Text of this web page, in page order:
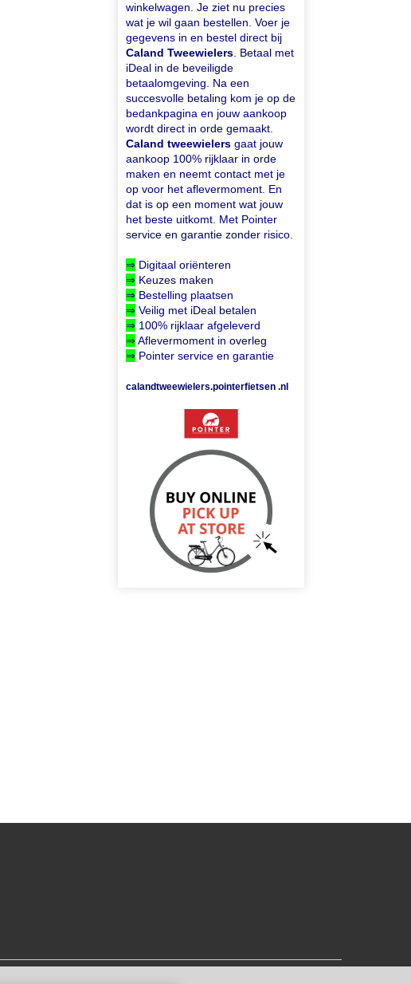
winkelwagen. Je ziet nu precies
wat je wil gaan bestellen. Voer je
gegevens in en bestel direct bij
Caland Tweewielers . Betaal met
iDeal in de beveiligde
betaalomgeving. Na een
succesvolle betaling kom je op de
bedankpagina en jouw aankoop
wordt direct in orde gemaakt.
Caland tweewielers gaat jouw
aankoop 100% rijklaar in orde
maken en neemt contact met je
op voor het aflevermoment. En
dat is op een moment wat jouw
het beste uitkomt. Met Pointer
service en garantie zonder risico.
⇒ Digitaal oriënteren
⇒ Keuzes maken
⇒ Bestelling plaatsen
⇒ Veilig met iDeal betalen
⇒ 100% rijklaar afgeleverd
⇒ Aflevermoment in overleg
⇒ Pointer service en garantie
calandtweewielers.pointerfietsen .nl